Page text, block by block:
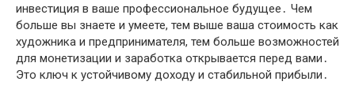
инвестиция в ваше профессиональное будущее․ Чем
больше вы знаете и умеете, тем выше ваша стоимость как
художника и предпринимателя, тем больше возможностей
для монетизации и заработка открывается перед вами․
Это ключ к устойчивому доходу и стабильной прибыли․